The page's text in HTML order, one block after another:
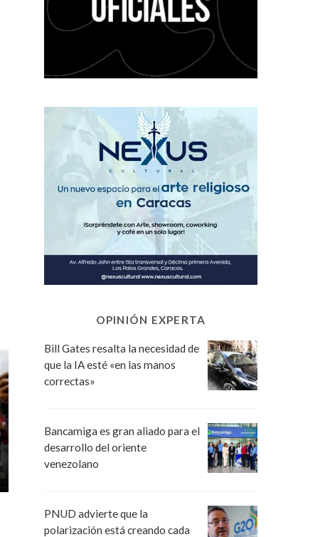
OPINIÓN EXPERTA
Bill Gates resalta la necesidad de
que la IA esté «en las manos
correctas»
Bancamiga es gran aliado para el
desarrollo del oriente
venezolano
PNUD advierte que la
polarización está creando cada